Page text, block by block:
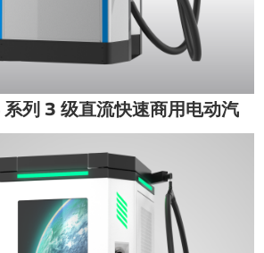
列 3 级直流快速商用电动汽